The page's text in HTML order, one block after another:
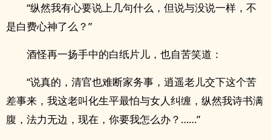
“纵然我有心要说上几句什么，但说与没说一样，不
是白费心神了么？”
酒怪再一扬手中的白纸片儿，也自苦笑道：
“说真的，清官也难断家务事，逍遥老儿交下这个苦
差事来，我这老叫化生平最怕与女人纠缠，纵然我诗书满
腹，法力无边，现在，你要我怎么办？……”